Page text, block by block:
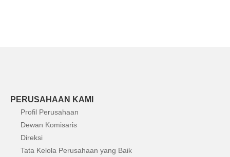
PERUSAHAAN KAMI
Profil Perusahaan
Dewan Komisaris
Direksi
Tata Kelola Perusahaan yang Baik